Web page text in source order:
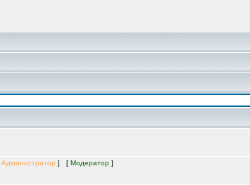
Администратор ] [ Модератор ]